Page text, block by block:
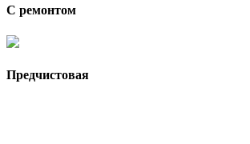
С ремонтом
Предчистовая